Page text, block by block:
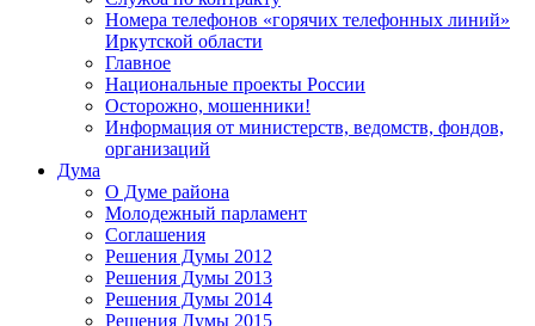
Номера телефонов «горячих телефонных линий»
Иркутской области
Главное
Национальные проекты России
Осторожно, мошенники!
Информация от министерств, ведомств, фондов,
организаций
Дума
О Думе района
Молодежный парламент
Соглашения
Решения Думы 2012
Решения Думы 2013
Решения Думы 2014
Решения Думы 2015